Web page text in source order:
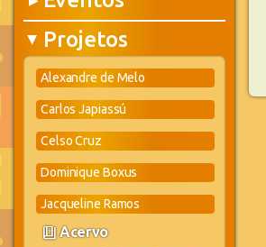
▶ Projetos
Alexandre de Melo
Carlos Japiassú
Celso Cruz
Dominique Boxus
Jacqueline Ramos
book_4Acervo